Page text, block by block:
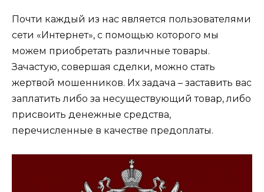
Почти каждый из нас является пользователями
сети «Интернет», с помощью которого мы
можем приобретать различные товары.
Зачастую, совершая сделки, можно стать
жертвой мошенников. Их задача – заставить вас
заплатить либо за несуществующий товар, либо
присвоить денежные средства,
перечисленные в качестве предоплаты.